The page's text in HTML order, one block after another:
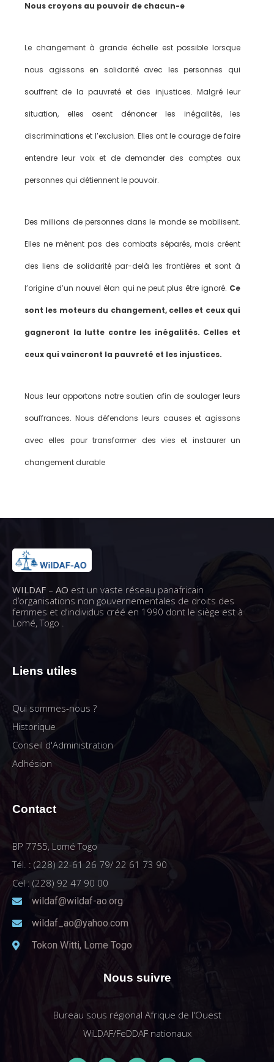
Nous croyons au pouvoir de chacun-e
Le changement à grande échelle est possible lorsque
nous agissons en solidarité avec les personnes qui
souffrent de la pauvreté et des injustices. Malgré leur
situation, elles osent dénoncer les inégalités, les
discriminations et l’exclusion. Elles ont le courage de faire
entendre leur voix et de demander des comptes aux
personnes qui détiennent le pouvoir.
Des millions de personnes dans le monde se mobilisent.
Elles ne mènent pas des combats séparés, mais créent
des liens de solidarité par-delà les frontières et sont à
l’origine d’un nouvel élan qui ne peut plus être ignoré. Ce
sont les moteurs du changement, celles et ceux qui
gagneront la lutte contre les inégalités. Celles et
ceux qui vaincront la pauvreté et les injustices.
Nous leur apportons notre soutien afin de soulager leurs
souffrances. Nous défendons leurs causes et agissons
avec elles pour transformer des vies et instaurer un
changement durable
WILDAF – AO est un vaste réseau panafricain
d’organisations non gouvernementales de droits des
femmes et d’individus créé en 1990 dont le siège est à
Lomé, Togo .
Liens utiles
Qui sommes-nous ?
Historique
Conseil d'Administration
Adhésion
Contact
BP 7755, Lomé Togo
Tél. : (228) 22-61 26 79/ 22 61 73 90
Cel : (228) 92 47 90 00
wildaf@wildaf-ao.org
wildaf_ao@yahoo.com
Tokon Witti, Lome Togo
Nous suivre
Bureau sous régional Afrique de l'Ouest
WiLDAF/FeDDAF nationaux